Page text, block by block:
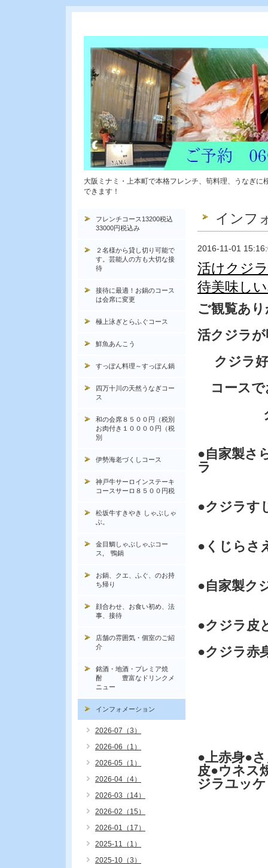
大阪ミナミ・上本町で本格フレンチ、筍料理、うなぎ
できます！
インフ
2016-11-01
活けクジ
待美味し
ご観覧あ
活クジラ
クジラ好
コースで
クジ
●自家製さ
ラ
●クジラす
●くじらさ
●自家製ク
●クジラ皮
●クジラ赤
●上赤身●
皮●ウネス
ジラユッケ
フレンチコース13200税込
33000円税込み
２名様から貸し切り可能で
す。芸能人の方も大切な接
待
接待に最適！お鍋のコース
は会席に変更
極上泳ぎとらふぐコース
鮮魚あんこう
すっぽん料理～すっぽん鍋
四万十川の天然うなぎコー
ス
和の会席８５００円（税別
お肉付き１００００円（税
別
伊勢海老づくしコース
神戸牛サーロインステーキ
コースサーロ８５００円税
松坂牛すきやき しゃぶしゃ
ぶ。
金目鯛しゃぶしゃぶコー
ス, 鴨鍋
お鍋、クエ、ふぐ、のお持
ち帰り
顔合わせ、お食い初め、法
事、接待
店舗の雰囲気・個室のご紹
介
銘酒・地酒・プレミア焼
酎 豊富なドリンクメ
ニュー
インフォメーション
2026-07（3）
2026-06（1）
2026-05（1）
2026-04（4）
2026-03（14）
2026-02（15）
2026-01（17）
2025-11（1）
2025-10（3）